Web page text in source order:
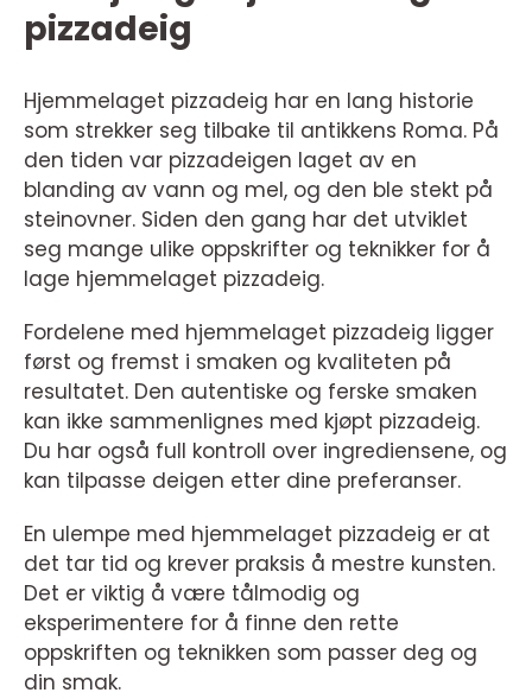
pizzadeig
Hjemmelaget pizzadeig har en lang historie
som strekker seg tilbake til antikkens Roma. På
den tiden var pizzadeigen laget av en
blanding av vann og mel, og den ble stekt på
steinovner. Siden den gang har det utviklet
seg mange ulike oppskrifter og teknikker for å
lage hjemmelaget pizzadeig.
Fordelene med hjemmelaget pizzadeig ligger
først og fremst i smaken og kvaliteten på
resultatet. Den autentiske og ferske smaken
kan ikke sammenlignes med kjøpt pizzadeig.
Du har også full kontroll over ingrediensene, og
kan tilpasse deigen etter dine preferanser.
En ulempe med hjemmelaget pizzadeig er at
det tar tid og krever praksis å mestre kunsten.
Det er viktig å være tålmodig og
eksperimentere for å finne den rette
oppskriften og teknikken som passer deg og
din smak.